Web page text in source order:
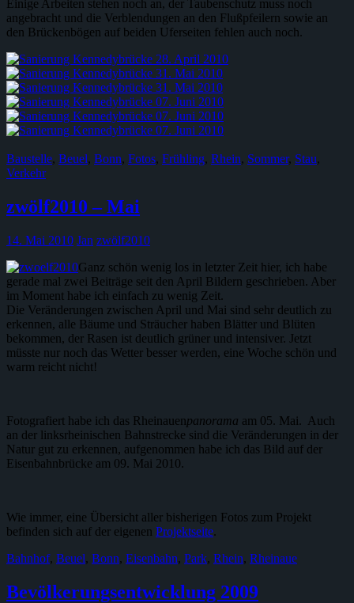
Einige Arbeiten stehen noch an, der Taubenschutz muss noch
angebracht und die Verblendungen an den Flußpfeilern sowie an
den Brückenbögen auf beiden Uferseiten fehlen auch noch.
Baustelle, Beuel, Bonn, Fotos, Frühling, Rhein, Sommer, Stau,
Verkehr
zwölf2010 – Mai
14. Mai 2010 Jan zwölf2010
Ganz schön wenig los in letzter Zeit hier, ich habe
gerade mal zwei Beiträge seit den April Bildern geschrieben. Aber
im Moment habe ich einfach zu wenig Zeit.
Die Veränderungen zwischen April und Mai sind sehr deutlich zu
erkennen, alle Bäume und Sträucher haben Blätter und Blüten
bekommen, der Rasen ist deutlich grüner und intensiver. Jetzt
müsste nur noch das Wetter besser werden, eine Woche schön und
warm reicht nicht!
Fotografiert habe ich das Rheinauenpanorama am 05. Mai. Auch
an der linksrheinischen Bahnstrecke sind die Veränderungen in der
Natur gut zu erkennen, aufgenommen habe ich das Bild auf der
Eisenbahnbrücke am 09. Mai 2010.
Wie immer, eine Übersicht aller bisherigen Fotos zum Projekt
befinden sich auf der eigenen Projektseite.
Bahnhof, Beuel, Bonn, Eisenbahn, Park, Rhein, Rheinaue
Bevölkerungsentwicklung 2009